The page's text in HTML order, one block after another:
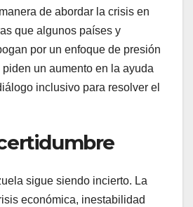
de abordar la crisis en
que algunos países y
por un enfoque de presión
un aumento en la ayuda
inclusivo para resolver el
sigue siendo incierto. La
económica, inestabilidad